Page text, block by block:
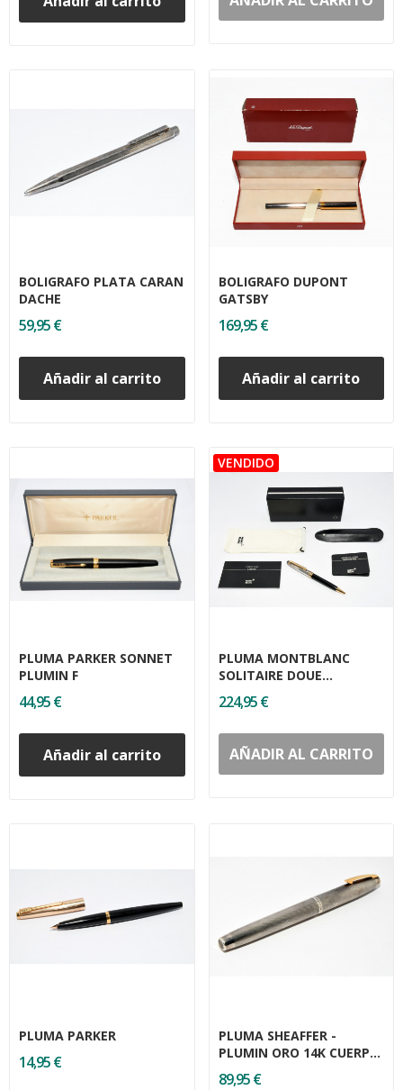
BOLIGRAFO PLATA CARAN
DACHE
59,95 €
Añadir al carrito
BOLIGRAFO DUPONT
GATSBY
169,95 €
Añadir al carrito
PLUMA PARKER SONNET
PLUMIN F
44,95 €
Añadir al carrito
PLUMA MONTBLANC
SOLITAIRE DOUE
STERLING (M1641)
224,95 €
AÑADIR AL CARRITO
PLUMA PARKER
14,95 €
PLUMA SHEAFFER -
PLUMIN ORO 14K CUERPO
89,95 €